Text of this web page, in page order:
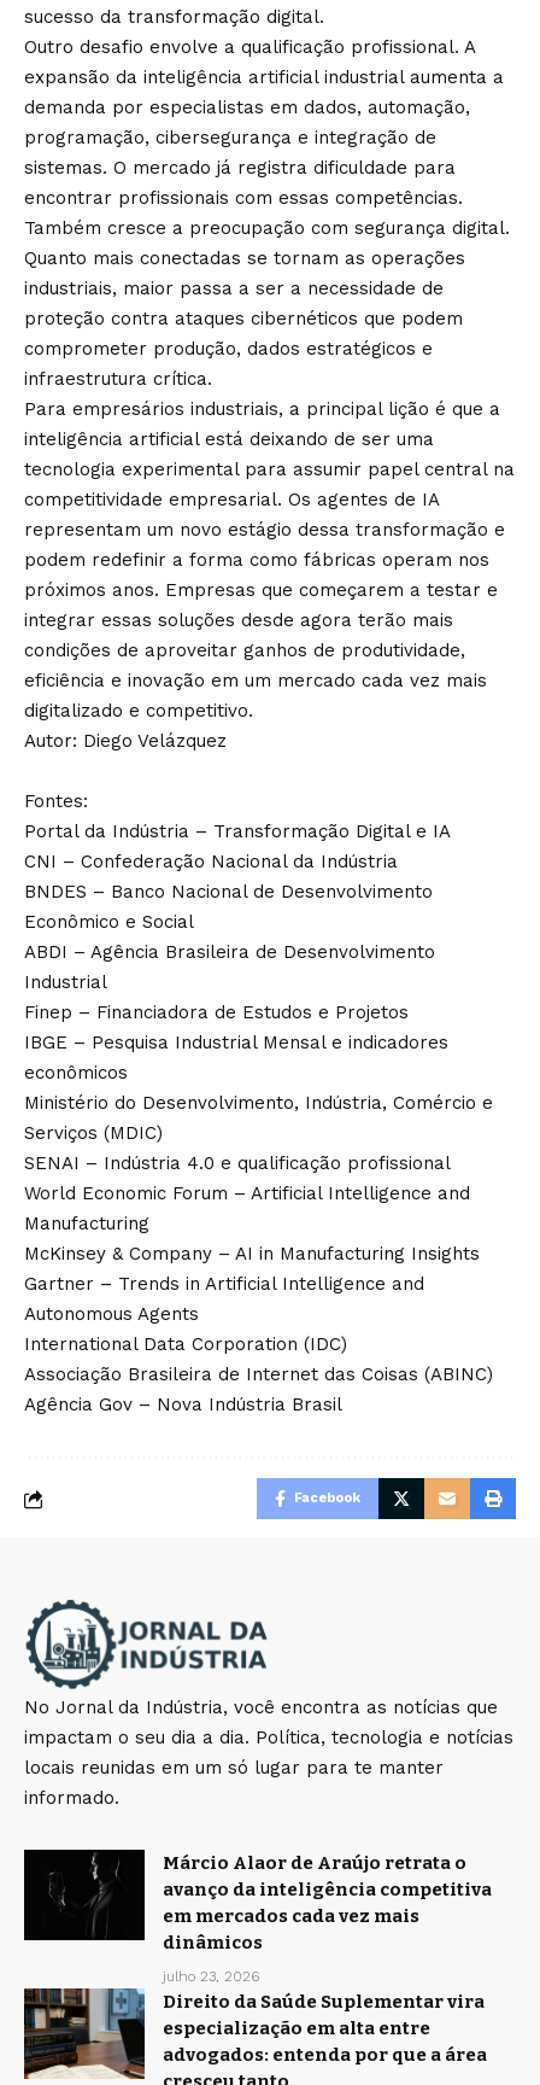
sucesso da transformação digital.
Outro desafio envolve a qualificação profissional. A
expansão da inteligência artificial industrial aumenta a
demanda por especialistas em dados, automação,
programação, cibersegurança e integração de
sistemas. O mercado já registra dificuldade para
encontrar profissionais com essas competências.
Também cresce a preocupação com segurança digital.
Quanto mais conectadas se tornam as operações
industriais, maior passa a ser a necessidade de
proteção contra ataques cibernéticos que podem
comprometer produção, dados estratégicos e
infraestrutura crítica.
Para empresários industriais, a principal lição é que a
inteligência artificial está deixando de ser uma
tecnologia experimental para assumir papel central na
competitividade empresarial. Os agentes de IA
representam um novo estágio dessa transformação e
podem redefinir a forma como fábricas operam nos
próximos anos. Empresas que começarem a testar e
integrar essas soluções desde agora terão mais
condições de aproveitar ganhos de produtividade,
eficiência e inovação em um mercado cada vez mais
digitalizado e competitivo.
Autor: Diego Velázquez
Fontes:
Portal da Indústria – Transformação Digital e IA
CNI – Confederação Nacional da Indústria
BNDES – Banco Nacional de Desenvolvimento
Econômico e Social
ABDI – Agência Brasileira de Desenvolvimento
Industrial
Finep – Financiadora de Estudos e Projetos
IBGE – Pesquisa Industrial Mensal e indicadores
econômicos
Ministério do Desenvolvimento, Indústria, Comércio e
Serviços (MDIC)
SENAI – Indústria 4.0 e qualificação profissional
World Economic Forum – Artificial Intelligence and
Manufacturing
McKinsey & Company – AI in Manufacturing Insights
Gartner – Trends in Artificial Intelligence and
Autonomous Agents
International Data Corporation (IDC)
Associação Brasileira de Internet das Coisas (ABINC)
Agência Gov – Nova Indústria Brasil
Facebook
No Jornal da Indústria, você encontra as notícias que
impactam o seu dia a dia. Política, tecnologia e notícias
locais reunidas em um só lugar para te manter
informado.
Márcio Alaor de Araújo retrata o
avanço da inteligência competitiva
em mercados cada vez mais
dinâmicos
julho 23, 2026
Direito da Saúde Suplementar vira
especialização em alta entre
advogados: entenda por que a área